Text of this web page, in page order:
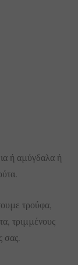
ή αμύγδαλα ή
τρούφα,
τριμμένους
σας.